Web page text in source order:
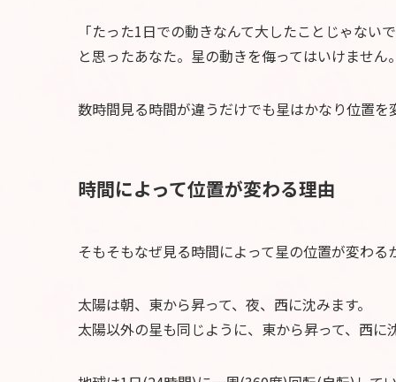
「たった1日での動きなんて大したことじゃないで
と思ったあなた。星の動きを侮ってはいけません。
数時間見る時間が違うだけでも星はかなり位置を
時間によって位置が変わる理由
そもそもなぜ見る時間によって星の位置が変わる
太陽は朝、東から昇って、夜、西に沈みます。
太陽以外の星も同じように、東から昇って、西に